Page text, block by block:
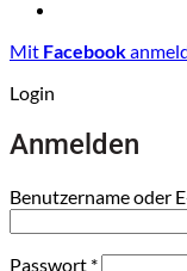
Mit Facebook
Login
Anmelden
Benutzername oder
Passwort *